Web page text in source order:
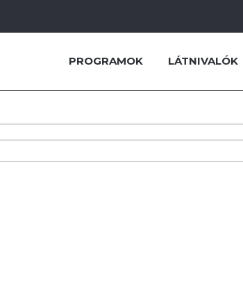
PROGRAMOK LÁTNIVALÓK